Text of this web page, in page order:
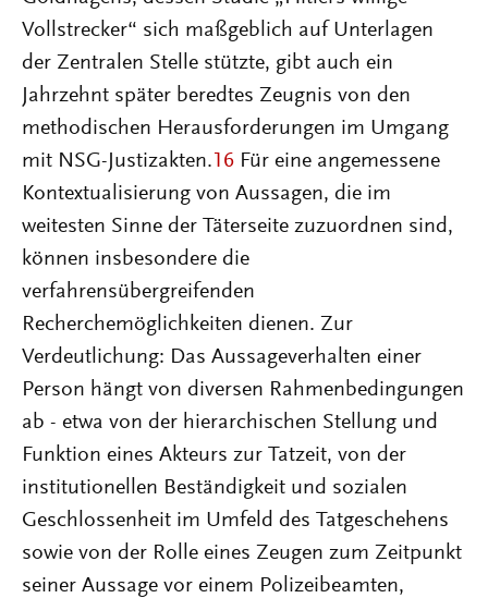
Vollstrecker“ sich maßgeblich auf Unterlagen
der Zentralen Stelle stützte, gibt auch ein
Jahrzehnt später beredtes Zeugnis von den
methodischen Herausforderungen im Umgang
mit NSG-Justizakten.16 Für eine angemessene
Kontextualisierung von Aussagen, die im
weitesten Sinne der Täterseite zuzuordnen sind,
können insbesondere die
verfahrensübergreifenden
Recherchemöglichkeiten dienen. Zur
Verdeutlichung: Das Aussageverhalten einer
Person hängt von diversen Rahmenbedingungen
ab - etwa von der hierarchischen Stellung und
Funktion eines Akteurs zur Tatzeit, von der
institutionellen Beständigkeit und sozialen
Geschlossenheit im Umfeld des Tatgeschehens
sowie von der Rolle eines Zeugen zum Zeitpunkt
seiner Aussage vor einem Polizeibeamten,